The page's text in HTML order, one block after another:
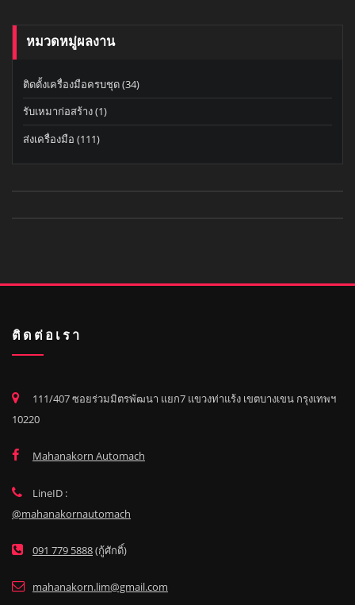
หมวดหมู่ผลงาน
ติดตั้งเครื่องมือครบชุด(34)
รับเหมาก่อสร้าง(1)
ส่งเครื่องมือ (111)
ติดต่อเรา
111/407 ซอยร่วมมิตรพัฒนา แยก7 แขวงท่าแร้ง เขตบางเขน กรุงเทพฯ
10220
Mahanakorn Automach
LineID :
@mahanakornautomach
091 779 5888(กู้ศักดิ์)
mahanakorn.lim@gmail.com